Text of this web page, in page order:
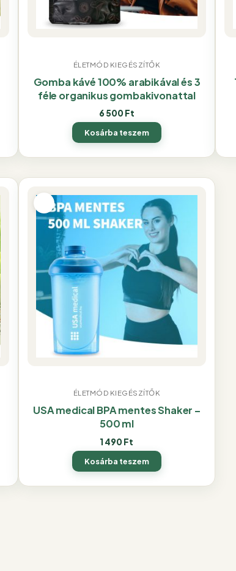
ÉLETMÓD KIEGÉSZÍTŐK
Gomba kávé 100% arabikával és 3
féle organikus gombakivonattal
6 500 Ft
Kosárba teszem
ÉLETMÓD KIEGÉSZÍTŐK
USA medical BPA mentes Shaker –
500 ml
1 490 Ft
Kosárba teszem